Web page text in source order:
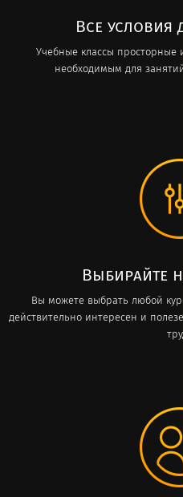
Все условия
Учебные классы просторные
необходимым для
Выбирайте
Вы можете выбрать любой
действительно интересен и